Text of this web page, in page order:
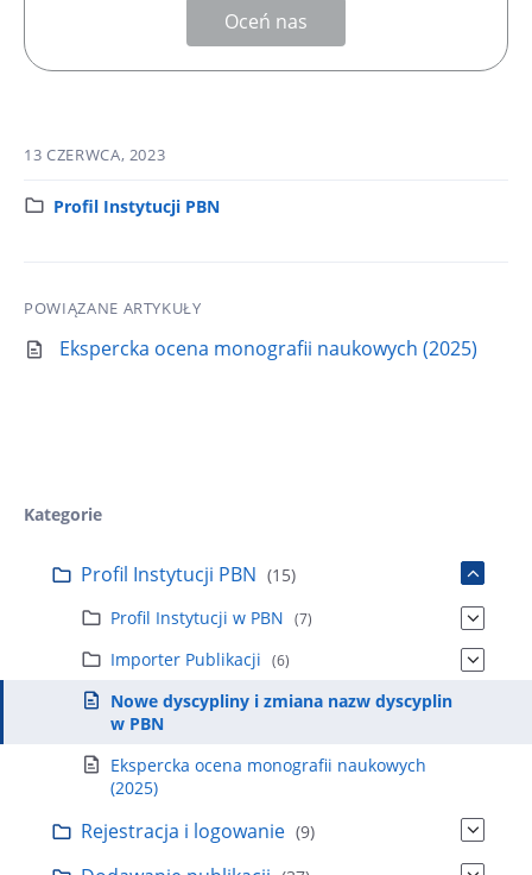
Oceń nas
13 CZERWCA, 2023
K
g
o
Profil Instytucji PBN
POWIĄZANE ARTYKUŁY
Ekspercka ocena monografii naukowych (2025)
Kategorie
Profil Instytucji PBN (15)
Profil Instytucji w PBN (7)
Importer Publikacji (6)
Nowe dyscypliny i zmiana nazw dyscyplin
w PBN
Ekspercka ocena monografii naukowych
(2025)
Rejestracja i logowanie (9)